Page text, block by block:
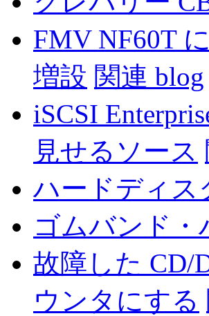
FMV NF60T
増設 関連 blog
iSCSI
見せるソース
ハードディス
ゴムバンド
故障した CD/
ウンタにする